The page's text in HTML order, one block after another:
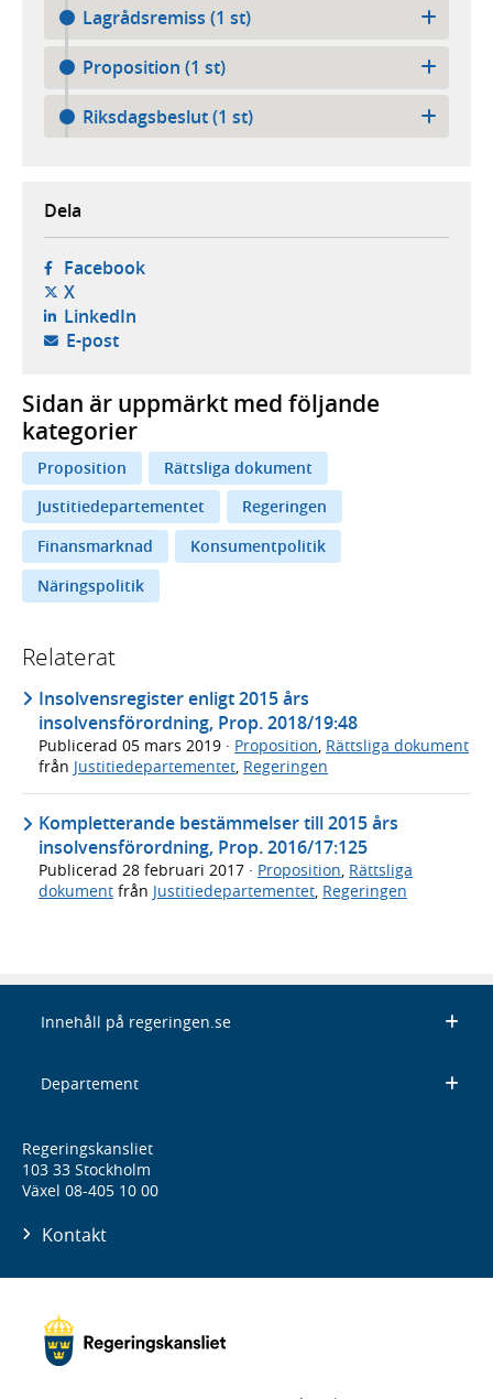
Lagrådsremiss (1 st)
Proposition (1 st)
Riksdagsbeslut (1 st)
Dela
Facebook- öppnas i ny flik, extern webbplats,
X- öppnas i ny flik, extern webbplats,
LinkedIn- öppnas i ny flik, extern webbplats,
E-post- öppnar din e-postklient,
Sidan är uppmärkt med följande
kategorier
Proposition
Rättsliga dokument
Justitiedepartementet
Regeringen
Finansmarknad
Konsumentpolitik
Näringspolitik
Relaterat
Insolvensregister enligt 2015 års
insolvensförordning, Prop. 2018/19:48
Publicerad 05 mars 2019 · Proposition Rättsliga dokument
från Justitiedepartementet Regeringen
Kompletterande bestämmelser till 2015 års
insolvensförordning, Prop. 2016/17:125
Publicerad 28 februari 2017 · Proposition, Rättsliga
dokument från Justitiedepartementet, Regeringen
Innehåll på regeringen.se
Departement
Regeringskansliet
103 33 Stockholm
Växel 08-405 10 00
Kontakt